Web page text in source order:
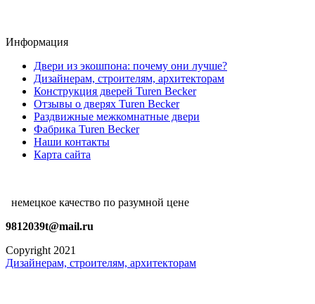
Информация
Двери из экошпона: почему они лучше?
Дизайнерам, строителям, архитекторам
Конструкция дверей Turen Becker
Отзывы о дверях Turen Becker
Раздвижные межкомнатные двери
Фабрика Turen Becker
Наши контакты
Карта сайта
немецкое качество по разумной цене
9812039t@mail.ru
Copyright 2021
Дизайнерам, строителям, архитекторам